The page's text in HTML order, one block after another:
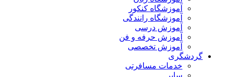
آموزشگاه کنکور
آموزشگاه رانندگی
آموزش درسی
آموزش حرفه و فن
آموزش تخصصی
گردشگری
خدمات مسافرتی